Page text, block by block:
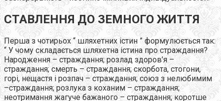
СТАВЛЕННЯ ДО ЗЕМНОГО ЖИТТЯ
Перша з чотирьох “ шляхетних істин ” формулюється так:
“ У чому складається шляхетна істина про страждання?
Народження – страждання; розлад здоров’я –
страждання; смерть – страждання; скорбота, стогони,
горі, нещастя і розпач – страждання; союз з нелюбимим
–страждання; розлука з коханим – страждання;
неотримання жагуче бажаного – страждання; коротше